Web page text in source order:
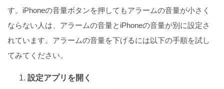
す。iPhoneの音量ボタンを押してもアラームの音量が小さく
ならない人は、アラームの音量とiPhoneの音量が別に設定さ
れています。アラームの音量を下げるには以下の手順を試し
てみてください。
設定アプリを開く